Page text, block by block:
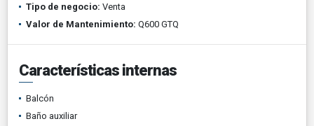
Tipo de negocio: Venta
Valor de Mantenimiento: Q600 GTQ
Características internas
Balcón
Baño auxiliar